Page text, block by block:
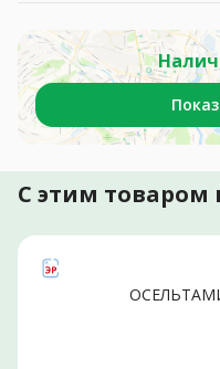
С этим товаром